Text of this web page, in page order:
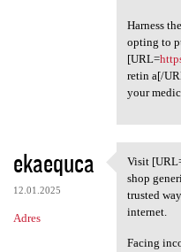
Harness
opting to
[URL=
retin a[/
your
ekaequca
12.01.2025
Adres
Visit
Visit
shop
trusted
internet.
Facing